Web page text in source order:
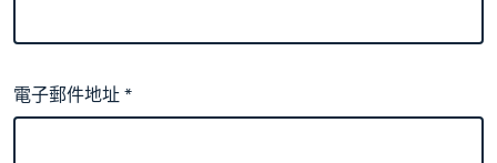
電子郵件地址*